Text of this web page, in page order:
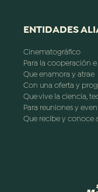
ENTIDADES
Cinematográfico
Para la cooperación
Que enamora y atrae
Con una oferta y
Que vive la ciencia,
Para reuniones y
Que recibe y conoce